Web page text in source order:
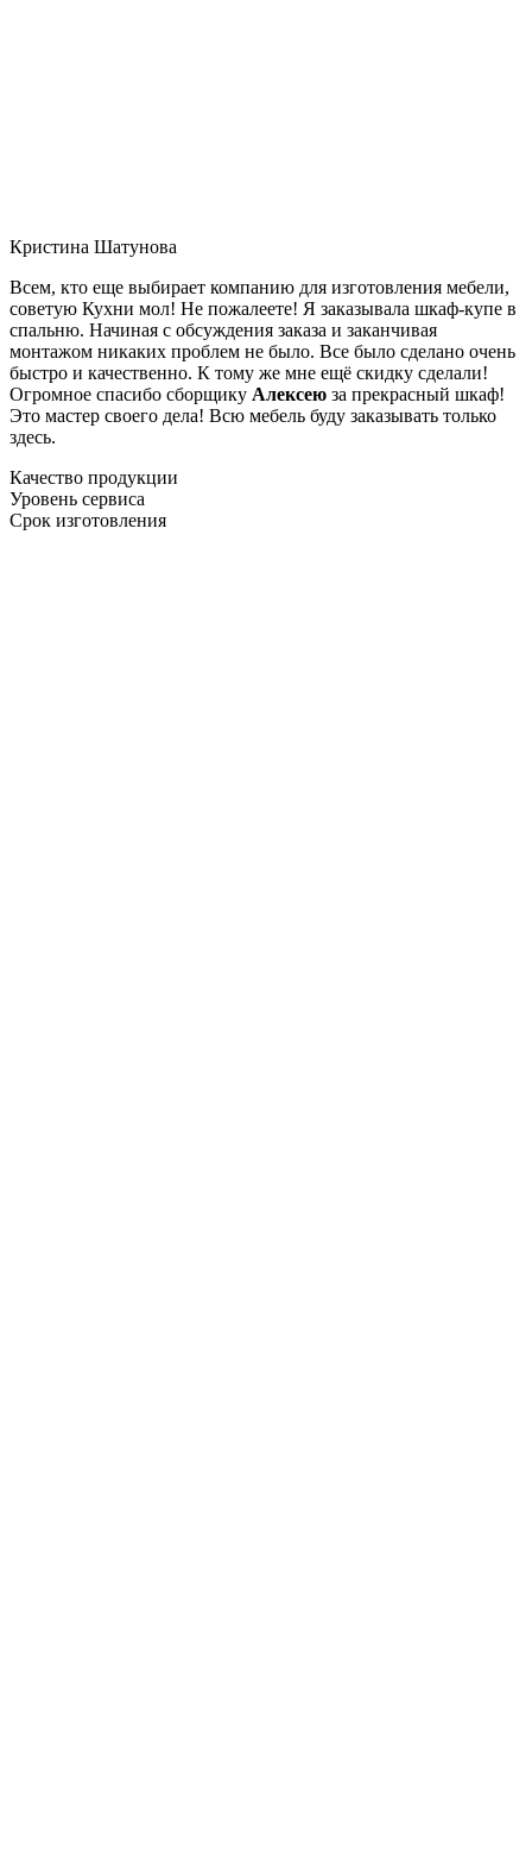
Кристина Шатунова
Всем, кто еще выбирает компанию для изготовления мебели,
советую Кухни мол! Не пожалеете! Я заказывала шкаф-купе в
спальню. Начиная с обсуждения заказа и заканчивая
монтажом никаких проблем не было. Все было сделано очень
быстро и качественно. К тому же мне ещё скидку сделали!
Огромное спасибо сборщику Алексею за прекрасный шкаф!
Это мастер своего дела! Всю мебель буду заказывать только
здесь.
Качество продукции
Уровень сервиса
Срок изготовления